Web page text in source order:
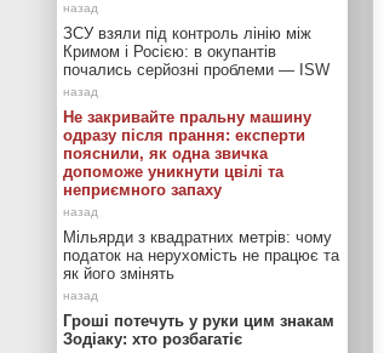
ЗСУ взяли під контроль лінію між
Кримом і Росією: в окупантів
почались серйозні проблеми — ISW
Не закривайте пральну машину
одразу після прання: експерти
пояснили, як одна звичка
допоможе уникнути цвілі та
неприємного запаху
Мільярди з квадратних метрів: чому
податок на нерухомість не працює та
як його змінять
Гроші потечуть у руки цим знакам
Зодіаку: хто розбагатіє